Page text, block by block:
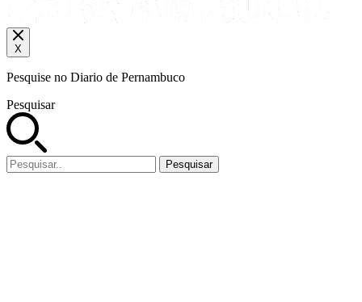
X
Pesquise no Diario de Pernambuco
Pesquisar
Pesquisar